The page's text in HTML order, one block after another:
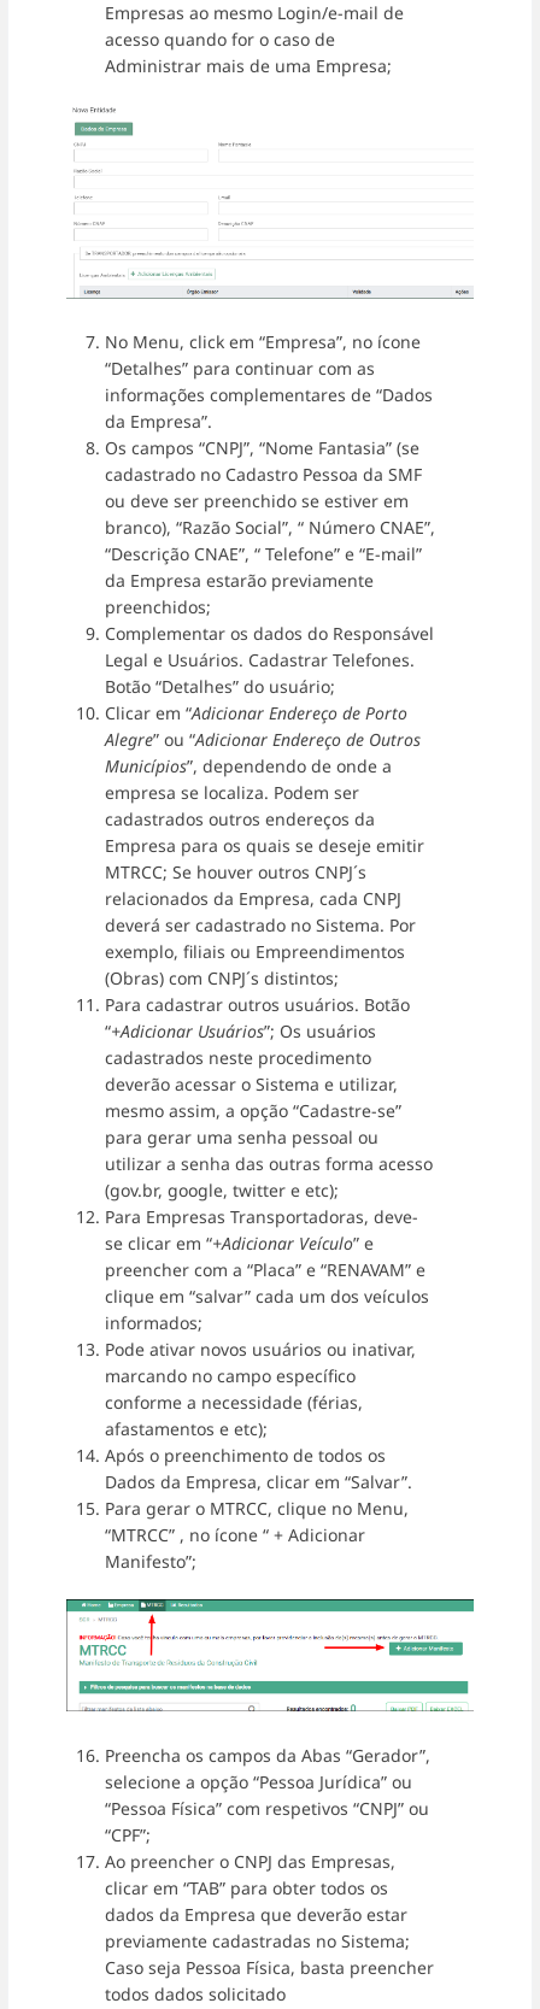
Empresas ao mesmo Login/e-mail de
acesso quando for o caso de
Administrar mais de uma Empresa;
No Menu, click em “Empresa”, no ícone
“Detalhes” para continuar com as
informações complementares de “Dados
da Empresa”.
Os campos “CNPJ”, “Nome Fantasia” (se
cadastrado no Cadastro Pessoa da SMF
ou deve ser preenchido se estiver em
branco), “Razão Social”, “ Número CNAE”,
“Descrição CNAE”, “ Telefone” e “E-mail”
da Empresa estarão previamente
preenchidos;
Complementar os dados do Responsável
Legal e Usuários. Cadastrar Telefones.
Botão “Detalhes” do usuário;
Clicar em “Adicionar Endereço de Porto
Alegre” ou “Adicionar Endereço de Outros
Municípios”, dependendo de onde a
empresa se localiza. Podem ser
cadastrados outros endereços da
Empresa para os quais se deseje emitir
MTRCC; Se houver outros CNPJ´s
relacionados da Empresa, cada CNPJ
deverá ser cadastrado no Sistema. Por
exemplo, filiais ou Empreendimentos
(Obras) com CNPJ´s distintos;
Para cadastrar outros usuários. Botão
“+Adicionar Usuários”; Os usuários
cadastrados neste procedimento
deverão acessar o Sistema e utilizar,
mesmo assim, a opção “Cadastre-se”
para gerar uma senha pessoal ou
utilizar a senha das outras forma acesso
(gov.br, google, twitter e etc);
Para Empresas Transportadoras, deve-
se clicar em “+Adicionar Veículo” e
preencher com a “Placa” e “RENAVAM” e
clique em “salvar” cada um dos veículos
informados;
Pode ativar novos usuários ou inativar,
marcando no campo específico
conforme a necessidade (férias,
afastamentos e etc);
Após o preenchimento de todos os
Dados da Empresa, clicar em “Salvar”.
Para gerar o MTRCC, clique no Menu,
“MTRCC” , no ícone “ + Adicionar
Manifesto”;
Preencha os campos da Abas “Gerador”,
selecione a opção “Pessoa Jurídica” ou
“Pessoa Física” com respetivos “CNPJ” ou
“CPF”;
Ao preencher o CNPJ das Empresas,
clicar em “TAB” para obter todos os
dados da Empresa que deverão estar
previamente cadastradas no Sistema;
Caso seja Pessoa Física, basta preencher
todos dados solicitado